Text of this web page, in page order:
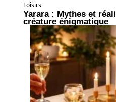
Loisirs
Yarara : Mythes et
créature énigmatique